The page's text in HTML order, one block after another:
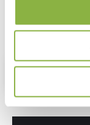
J'ai lu et